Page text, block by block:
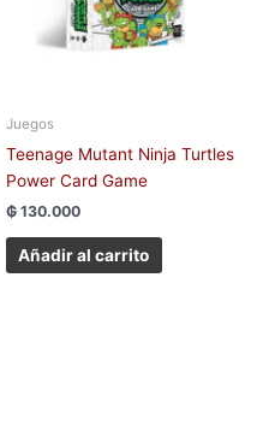
Juegos
Teenage Mutant Ninja Turtles
Power Card Game
₲ 130.000
Añadir al carrito